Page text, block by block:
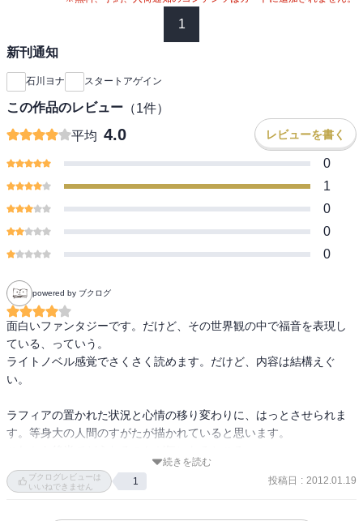
1
新刊通知
石川ヨナ スタートアゲイン
この作品のレビュー （1件）
平均 4.0 レビューを書く
0
1
0
0
0
powered by ブクログ
面白いファンタジーです。だけど、その世界観の中で福音を表現し
ている、っていう。
ライトノベル感覚でさくさく読めます。だけど、内容は結構えぐ
い。
ラフィアの置かれた状況と心情の移り変わりに、はっとさせられま
す。等身大の人間のすがたが描かれていると思います。
続きを読む
ブクログレビューは
いいねできません
1 投稿日 : 2012.01.19